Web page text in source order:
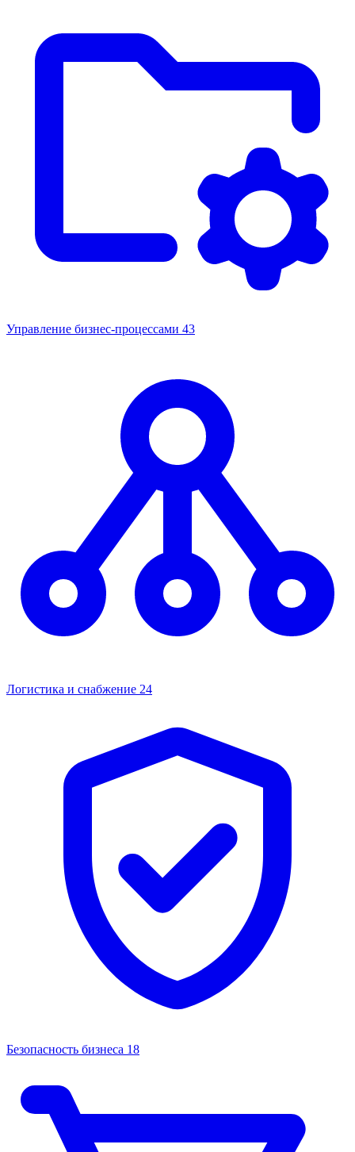
Управление бизнес-процессами 43
Логистика и снабжение 24
Безопасность бизнеса 18